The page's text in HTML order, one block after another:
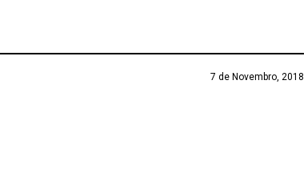
7 de Novembro, 2018